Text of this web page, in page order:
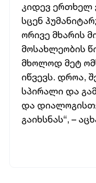
კიდევ ერთხელ
სცენ
ორივე მხარის
მოსახლეობის
მხოლოდ მეტ
იწვევს. დროა,
სპირალი და
და
გაიხსნას“, –